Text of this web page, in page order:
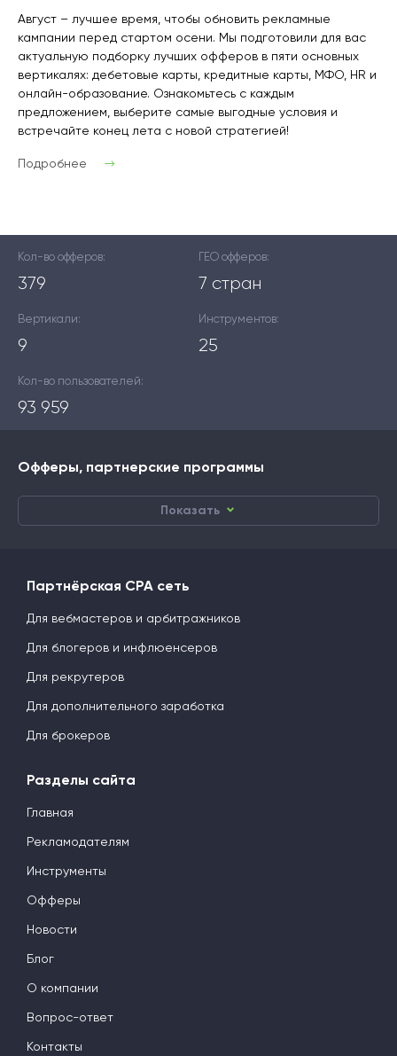
Август – лучшее время, чтобы обновить рекламные
кампании перед стартом осени. Мы подготовили для вас
актуальную подборку лучших офферов в пяти основных
вертикалях: дебетовые карты, кредитные карты, МФО, HR и
онлайн-образование. Ознакомьтесь с каждым
предложением, выберите самые выгодные условия и
встречайте конец лета с новой стратегией!
Подробнее
Кол-во офферов:
379
ГЕО офферов:
7 стран
Вертикали:
9
Инструментов:
25
Кол-во пользователей:
93 959
Офферы, партнерские программы
Показать
Партнёрская CPA сеть
Для вебмастеров и арбитражников
Для блогеров и инфлюенсеров
Для рекрутеров
Для дополнительного заработка
Для брокеров
Разделы сайта
Главная
Рекламодателям
Инструменты
Офферы
Новости
Блог
О компании
Вопрос-ответ
Контакты